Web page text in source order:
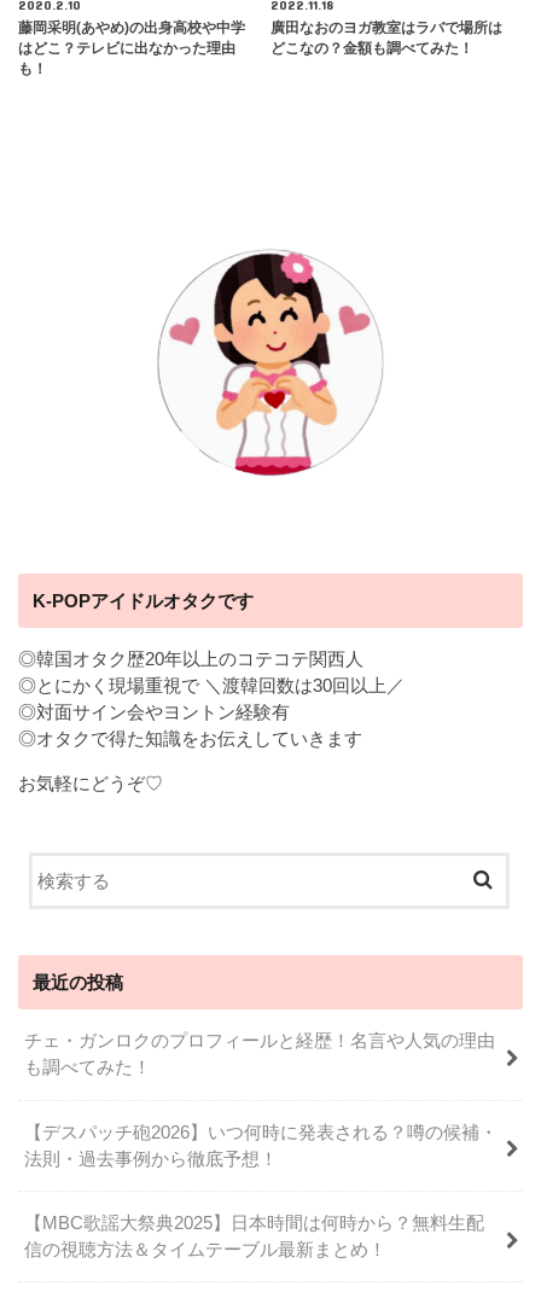
2020.2.10
藤岡采明(あやめ)の出身高校や中学
はどこ？テレビに出なかった理由
も！
2022.11.18
廣田なおのヨガ教室はラバで場所は
どこなの？金額も調べてみた！
K-POPアイドルオタクです
◎韓国オタク歴20年以上のコテコテ関西人
◎とにかく現場重視で ＼渡韓回数は30回以上／
◎対面サイン会やヨントン経験有
◎オタクで得た知識をお伝えしていきます
お気軽にどうぞ♡
最近の投稿
チェ・ガンロクのプロフィールと経歴！名言や人気の理由
も調べてみた！
【デスパッチ砲2026】いつ何時に発表される？噂の候補・
法則・過去事例から徹底予想！
【MBC歌謡大祭典2025】日本時間は何時から？無料生配
信の視聴方法＆タイムテーブル最新まとめ！